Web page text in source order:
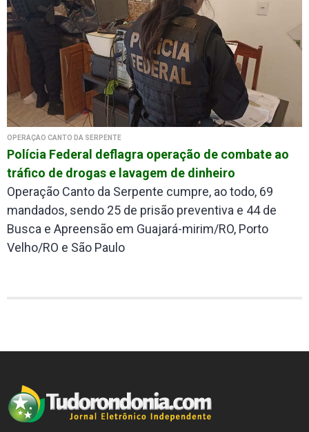
OPERAÇÃO CANTO DA SERPENTE
Polícia Federal deflagra operação de combate ao
tráfico de drogas e lavagem de dinheiro
Operação Canto da Serpente cumpre, ao todo, 69
mandados, sendo 25 de prisão preventiva e 44 de
Busca e Apreensão em Guajará-mirim/RO, Porto
Velho/RO e São Paulo